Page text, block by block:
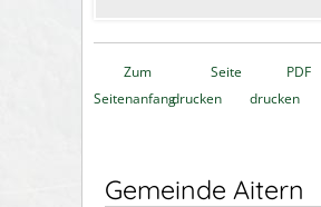
Zum
Seitenanfang
Seite
drucken
PDF
drucken
Gemeinde Aitern